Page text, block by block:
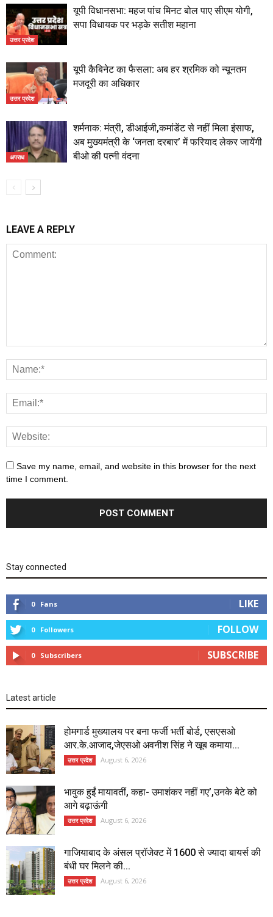
उत्तर प्रदेश
यूपी विधानसभा: महज पांच मिनट बोल पाए सीएम योगी,
सपा विधायक पर भड़के सतीश महाना
उत्तर प्रदेश
यूपी कैबिनेट का फैसला: अब हर श्रमिक को न्यूनतम
मजदूरी का अधिकार
अपराध
शर्मनाक: मंत्री, डीआईजी,कमांडेंट से नहीं मिला इंसाफ,
अब मुख्यमंत्री के ‘जनता दरबार’ में फरियाद लेकर जायेंगी
बीओ की पत्नी वंदना
LEAVE A REPLY
Save my name, email, and website in this browser for the next
time I comment.
Stay connected
0 Fans LIKE
0 Followers FOLLOW
0 Subscribers SUBSCRIBE
Latest article
होमगार्ड मुख्यालय पर बना फर्जी भर्ती बोर्ड, एसएसओ
आर.के.आजाद,जेएसओ अवनीश सिंह ने खूब कमाया...
उत्तर प्रदेश August 6, 2026
भावुक हुईं मायावतीं, कहा- उमाशंकर नहीं गए’,उनके बेटे को
आगे बढ़ाऊंगी
उत्तर प्रदेश August 6, 2026
गाजियाबाद के अंसल प्रॉजेक्ट में 1600 से ज्यादा बायर्स की
बंधी घर मिलने की...
उत्तर प्रदेश August 6, 2026